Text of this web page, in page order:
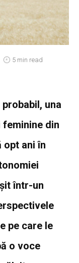
5 min read
una
din
opt ani în
într-un
pe care le
o voce